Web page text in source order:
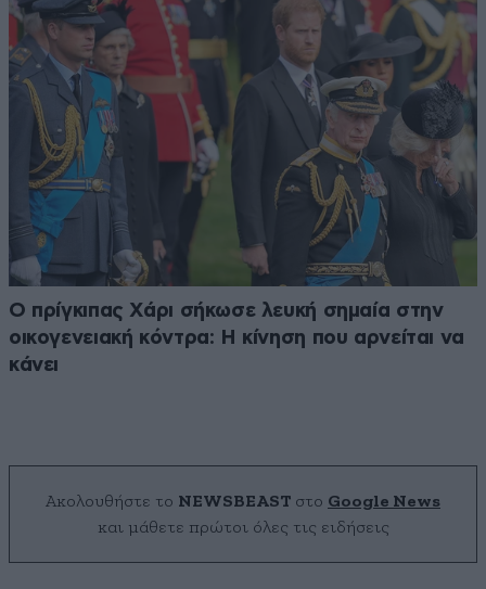
Ο πρίγκιπας Χάρι σήκωσε λευκή σημαία στην
οικογενειακή κόντρα: Η κίνηση που αρνείται να
κάνει
Ακολουθήστε το NEWSBEAST στο Google News
και μάθετε πρώτοι όλες τις ειδήσεις